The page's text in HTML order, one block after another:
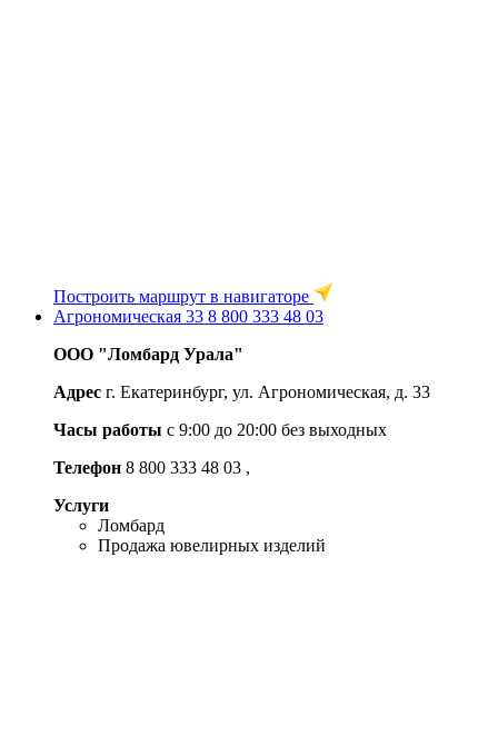
Построить маршрут в навигаторе
Агрономическая 33 8 800 333 48 03
ООО "Ломбард Урала"
Адрес г. Екатеринбург, ул. Агрономическая, д. 33
Часы работы c 9:00 до 20:00 без выходных
Телефон 8 800 333 48 03 ,
Услуги
Ломбард
Продажа ювелирных изделий